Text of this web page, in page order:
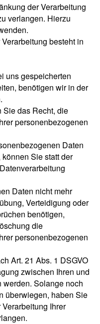
der Verarbeitung
verlangen. Hierzu
besteht in
uns gespeicherten
benötigen wir in der
Sie das Recht, die
personenbezogenen
Daten
Sie statt der
Daten nicht mehr
Verteidigung oder
benötigen,
die
personenbezogenen
Art. 21 Abs. 1 DSGVO
zwischen Ihren und
werden. Solange noch
überwiegen, haben Sie
Ihrer